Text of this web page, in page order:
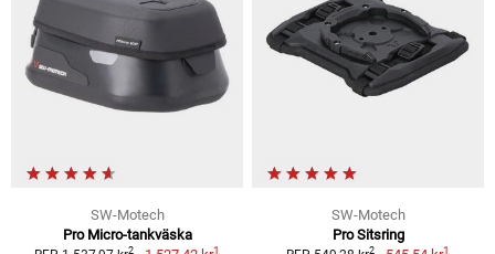
SW-Motech
Pro Micro-tankväska
2 1
SW-Motech
Pro Sitsring
2 1